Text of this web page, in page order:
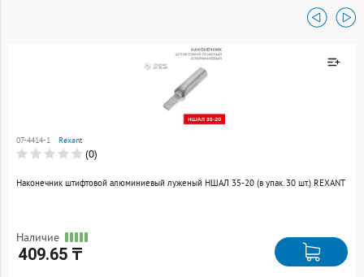
сравнению
07-4414-1 Rexant
(0)
Наконечник штифтовой алюминиевый луженый НШАЛ 35-20 (в упак. 30 шт.) REXANT
Наличие
409.65 ₸